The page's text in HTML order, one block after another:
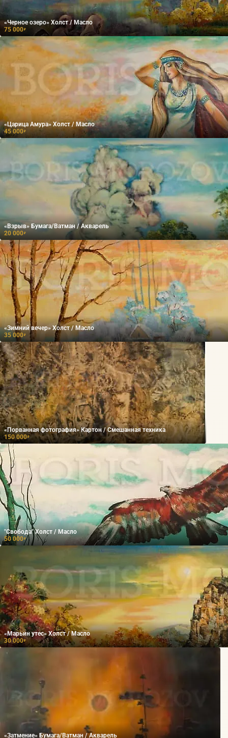
«Черное озеро» Холст / Масло
75 000₽
«Царица Амура» Холст / Масло
45 000₽
«Взрыв» Бумага/Ватман / Акварель
20 000₽
«Зимний вечер» Холст / Масло
35 000₽
«Порванная фотография» Картон / Смешанная техника
150 000₽
"Свобода" Холст / Масло
50 000₽
«Марьин утес» Холст / Масло
30 000₽
«Затмение» Бумага/Ватман / Акварель